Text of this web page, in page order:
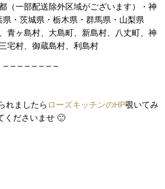
（一部配送除外区域がございます）・神
・茨城県・栃木県・群馬県・山梨県
青ヶ島村、大島町、新島村、八丈町、神
宅村、御蔵島村、利島村
– – – – – – – –
れましたら ローズキッチンのHP覗いてみ
くださいませ 🙂